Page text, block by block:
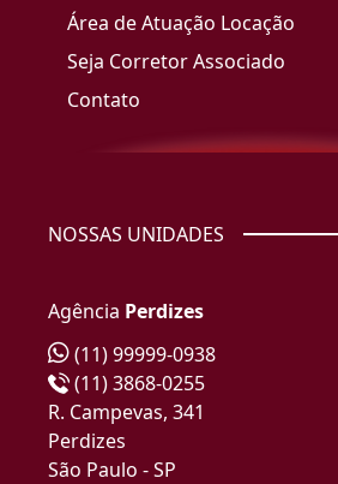
Área de Atuação Locação
Seja Corretor Associado
Contato
NOSSAS UNIDADES
Agência Perdizes
(11) 99999-0938
(11) 3868-0255
R. Campevas, 341
Perdizes
São Paulo - SP